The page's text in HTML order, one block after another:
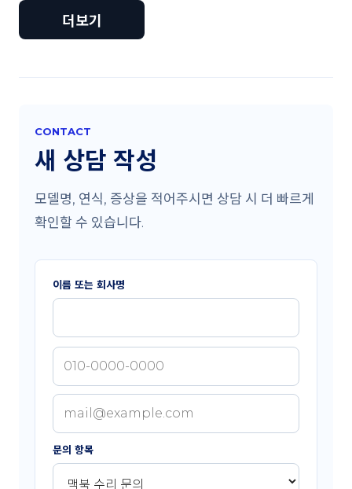
더보기
CONTACT
새 상담 작성
모델명, 연식, 증상을 적어주시면 상담 시 더 빠르게
확인할 수 있습니다.
이름 또는 회사명
문의 항목